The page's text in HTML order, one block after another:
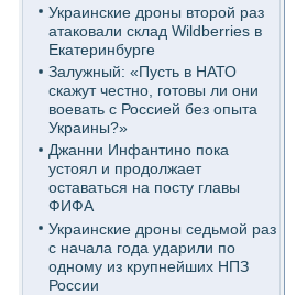
Украинские дроны второй раз
атаковали склад Wildberries в
Екатеринбурге
Залужный: «Пусть в НАТО
скажут честно, готовы ли они
воевать с Россией без опыта
Украины?»
Джанни Инфантино пока
устоял и продолжает
оставаться на посту главы
ФИФА
Украинские дроны седьмой раз
с начала года ударили по
одному из крупнейших НПЗ
России